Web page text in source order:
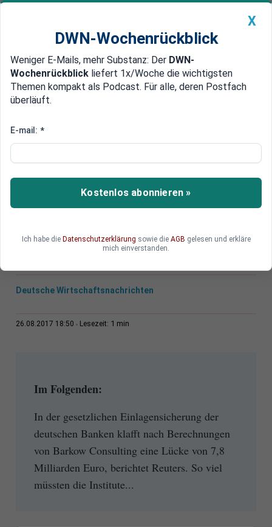
Newsticker MEIN DWN: Geldanlage Premium
Edelmetalle DWN-Magazin China
Deutschland unter EU-Niveau
Studie: Deutscher
Einlagensicherung fehlen fast 8
Milliarden Euro
In der gesetzlichen deutschen Banken-
Zeitpunkt mehrere Milliarden Euro.
Deutsche Wirtschaftsnachrichten
26.08.2017 18:50 Lesezeit: 1 min
Im Folgenden:
In der gesetzlichen Einlagensicherung der
deutschen Banken klafft nach Berechnungen
von Barkow Consulting eine Lücke von 7,8
Milliarden Euro, berichtet Reuters. So viel
müssten die Institute...
X
DWN-Wochenrückblick
Weniger E-Mails, mehr Substanz: Der DWN-
Wochenrückblick liefert 1x/Woche die wichtigsten
Themen kompakt als Podcast. Für alle, deren Postfach
überläuft.
E-mail: *
Kostenlos abonnieren »
Ich habe die Datenschutzerklärung sowie die AGB gelesen und erkläre
mich einverstanden.